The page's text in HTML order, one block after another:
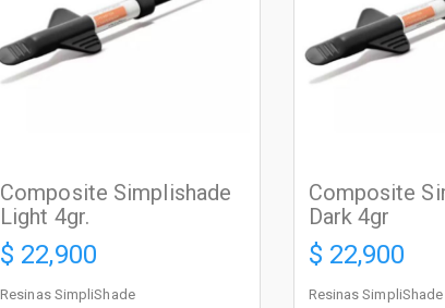
Composite Simplishade
Light 4gr.
$ 22,900
Resinas SimpliShade
Composite
Dark 4gr
$ 22,900
Resinas SimpliShade